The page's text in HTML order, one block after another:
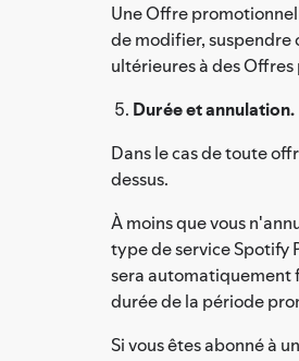
Une Offre
de modifier, suspendre
ultérieures à des
Durée et annulation.
Dans le cas de toute
dessus.
À moins que vous
type de service Spotify
sera automatiquement
durée de la période
Si vous êtes abonné à